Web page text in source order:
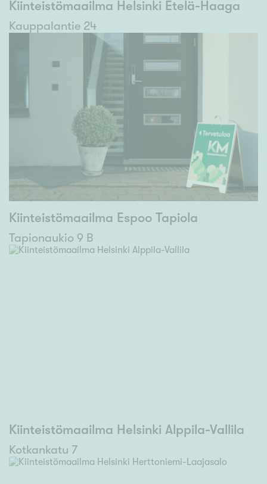
Kiinteistömaailma Helsinki Etelä-Haaga
Kauppalantie 24
Kiinteistömaailma Espoo Tapiola
Tapionaukio 9 B
Kiinteistömaailma Helsinki Alppila-Vallila
Kotkankatu 7